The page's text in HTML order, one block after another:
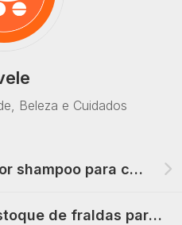
Beleza e Cuidados
Como escolher o melhor shampoo para cabelos oleosos?
Como organizar o estoque de fraldas para o mês gastando menos?